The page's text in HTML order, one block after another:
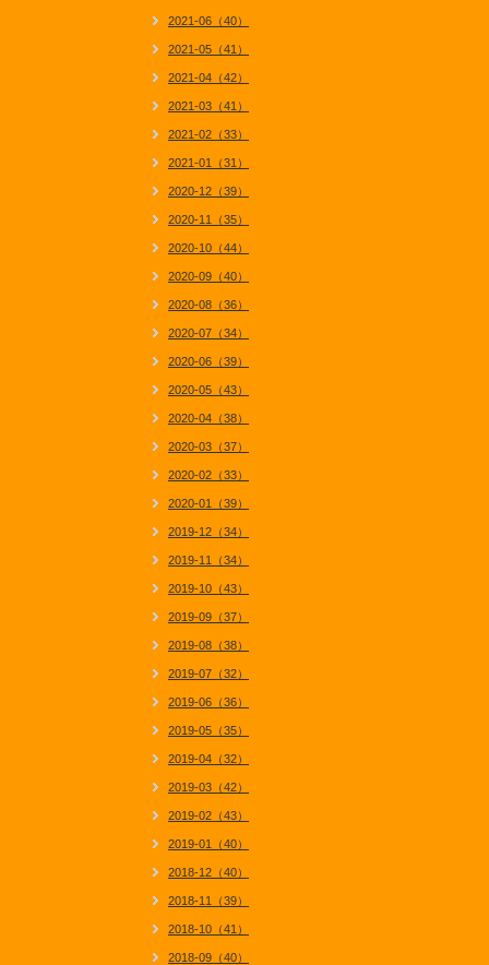
2021-06（40）
2021-05（41）
2021-04（42）
2021-03（41）
2021-02（33）
2021-01（31）
2020-12（39）
2020-11（35）
2020-10（44）
2020-09（40）
2020-08（36）
2020-07（34）
2020-06（39）
2020-05（43）
2020-04（38）
2020-03（37）
2020-02（33）
2020-01（39）
2019-12（34）
2019-11（34）
2019-10（43）
2019-09（37）
2019-08（38）
2019-07（32）
2019-06（36）
2019-05（35）
2019-04（32）
2019-03（42）
2019-02（43）
2019-01（40）
2018-12（40）
2018-11（39）
2018-10（41）
2018-09（40）